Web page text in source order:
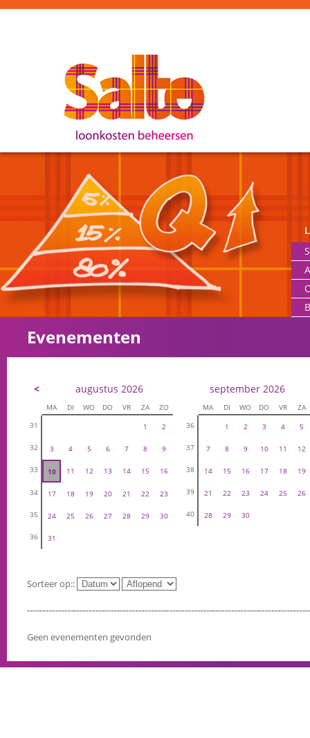
Evenementen
< augustus 2026
MA DI WO DO VR ZA
ZO
31
1 2
32 3 4 5 6 7 8 9
33 10 11 12 13 14 15 16
34 17 18 19 20 21 22 23
35 24 25 26 27 28 29 30
36 31
september 2026
MA DI WO DO VR
ZA
36
1 2 3 4 5
37 7 8 9 10 11 12
38 14 15 16 17 18 19
39 21 22 23 24 25 26
40 28 29 30
Sorteer op::
Geen evenementen gevonden